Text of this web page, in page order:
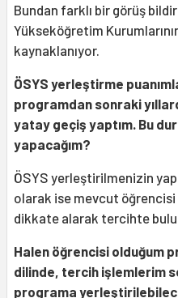
Bundan farklı bir görüş
Yükseköğretim
kaynaklanıyor.
ÖSYS yerleştirme
programdan sonraki
yatay geçiş yaptım. Bu
yapacağım?
ÖSYS yerleştirilmenizin
olarak ise mevcut
dikkate alarak tercihte
Halen öğrencisi olduğum
dilinde, tercih işlemlerim
programa